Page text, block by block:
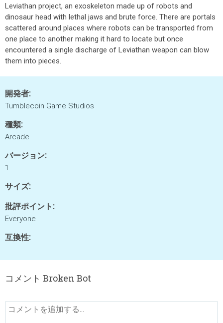
Leviathan project, an exoskeleton made up of robots and
dinosaur head with lethal jaws and brute force. There are portals
scattered around places where robots can be transported from
one place to another making it hard to locate but once
encountered a single discharge of Leviathan weapon can blow
them into pieces.
開発者:
Tumblecoin Game Studios
種類:
Arcade
バージョン:
1
サイズ:
批評ポイント:
Everyone
互換性:
コメント Broken Bot